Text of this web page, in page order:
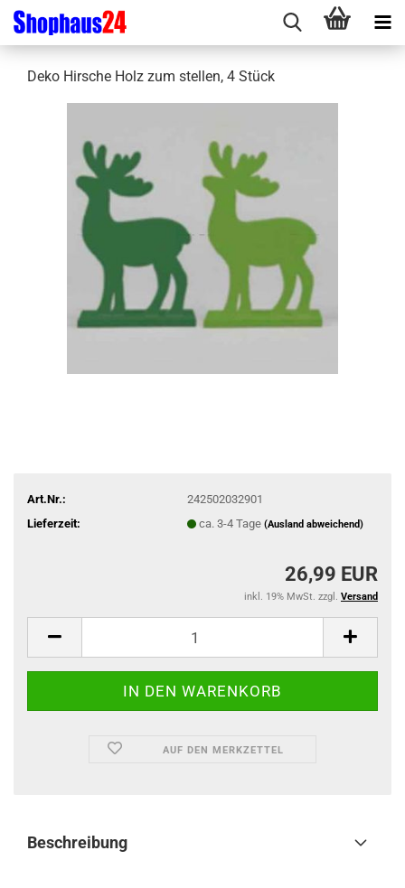
Deko Hirsche Holz zum stellen, 4 Stück
Art.Nr.:
242502032901
Lieferzeit:
ca. 3-4 Tage (Ausland abweichend)
26,99 EUR
inkl. 19% MwSt. zzgl. Versand
AUF DEN MERKZETTEL
Beschreibung